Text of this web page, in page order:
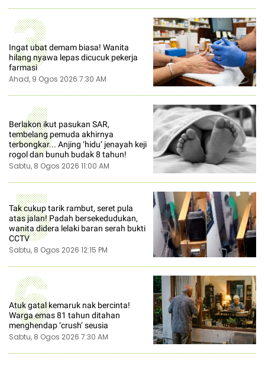
3
Ingat ubat demam biasa! Wanita
hilang nyawa lepas dicucuk pekerja
farmasi
Ahad, 9 Ogos 2026 7:30 AM
4
Berlakon ikut pasukan SAR,
tembelang pemuda akhirnya
terbongkar... Anjing ‘hidu’ jenayah keji
rogol dan bunuh budak 8 tahun!
Sabtu, 8 Ogos 2026 11:00 AM
5
Tak cukup tarik rambut, seret pula
atas jalan! Padah bersekedudukan,
wanita didera lelaki baran serah bukti
CCTV
Sabtu, 8 Ogos 2026 12:15 PM
6
Atuk gatal kemaruk nak bercinta!
Warga emas 81 tahun ditahan
menghendap ‘crush’ seusia
Sabtu, 8 Ogos 2026 7:30 AM